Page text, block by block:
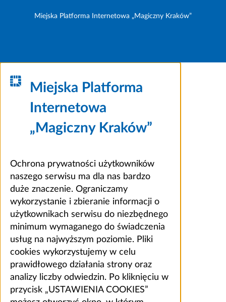
Miejska Platforma Internetowa „Magiczny Kraków”
Miejska Platforma
Internetowa
„Magiczny Kraków”
Ochrona prywatności użytkowników
naszego serwisu ma dla nas bardzo
duże znaczenie. Ograniczamy
wykorzystanie i zbieranie informacji o
użytkownikach serwisu do niezbędnego
minimum wymaganego do świadczenia
usług na najwyższym poziomie. Pliki
cookies wykorzystujemy w celu
prawidłowego działania strony oraz
analizy liczby odwiedzin. Po kliknięciu w
przycisk „USTAWIENIA COOKIES”